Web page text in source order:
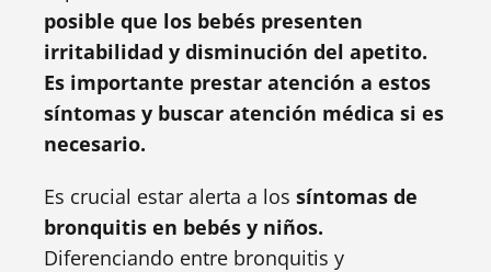
posible que los bebés presenten
irritabilidad y disminución del apetito.
Es importante prestar atención a estos
síntomas y buscar atención médica si es
necesario.
Es crucial estar alerta a los síntomas de
bronquitis en bebés y niños.
Diferenciando entre bronquitis y